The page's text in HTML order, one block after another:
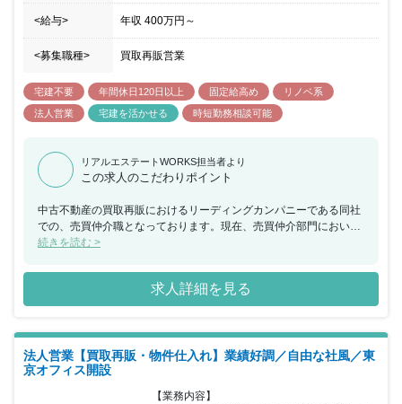
<給与> 年収 400万円 ～
<募集職種> 買取再販営業
宅建不要 年間休日120日以上 固定給高め
リノベ系
法人営業
宅建を活かせる 時短勤務相談可能
リアルエステートWORKS担当者より
この求人のこだわりポイント
中古不動産の買取再販におけるリーディングカンパニーである同社
での、売買仲介職となっております。現在、売買仲介部門におい
て、組織強化に力を入れており、これまでのご経験で培ったネット
狙うことができます。
続きを読む >
求人詳細を見る
法人営業【買取再販・物件仕入れ】業績好調／自由な社風／東
京オフィス開設
【業務内容】